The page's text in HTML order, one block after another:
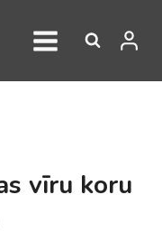
vīru koru